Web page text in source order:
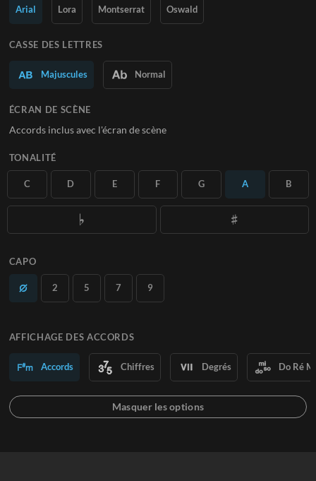
En savoir plus
Arial Lora Montserrat Oswald
CASSE DES LETTRES
Majuscules Normal
ÉCRAN DE SCÈNE
Accords inclus avec l'écran de scène
TONALITÉ
C D E F G A B
CAPO
2 5 7 9
AFFICHAGE DES ACCORDS
Accords Chiffres Degrés Do Ré